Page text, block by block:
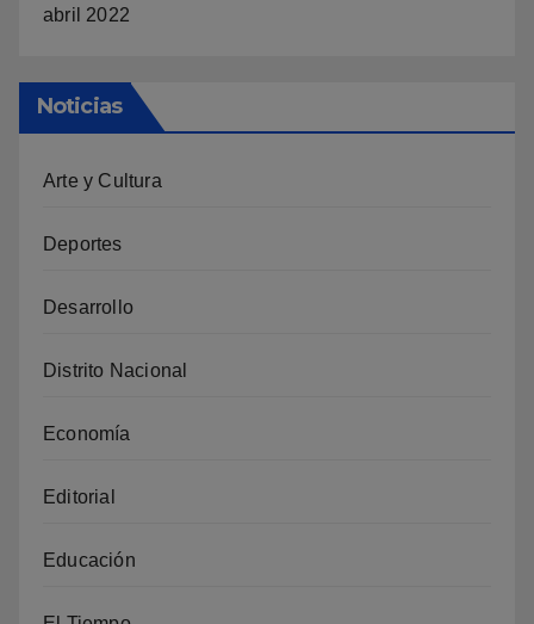
abril 2022
Noticias
Arte y Cultura
Deportes
Desarrollo
Distrito Nacional
Economía
Editorial
Educación